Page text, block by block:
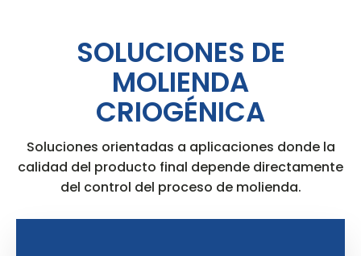
SOLUCIONES DE
MOLIENDA
CRIOGÉNICA
Soluciones orientadas a aplicaciones donde la
calidad del producto final depende directamente
del control del proceso de molienda.